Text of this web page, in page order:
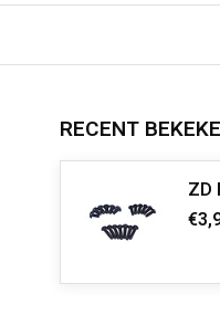
RECENT
ZD